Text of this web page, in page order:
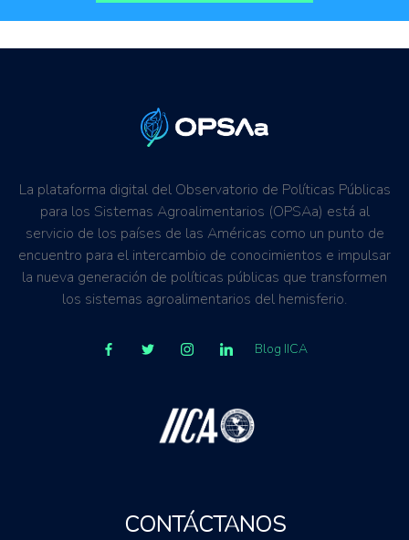
La plataforma digital del Observatorio de Políticas Públicas
para los Sistemas Agroalimentarios (OPSAa) está al
servicio de los países de las Américas como un punto de
encuentro para el intercambio de conocimientos e impulsar
la nueva generación de políticas públicas que transformen
los sistemas agroalimentarios del hemisferio.
Blog IICA
CONTÁCTANOS